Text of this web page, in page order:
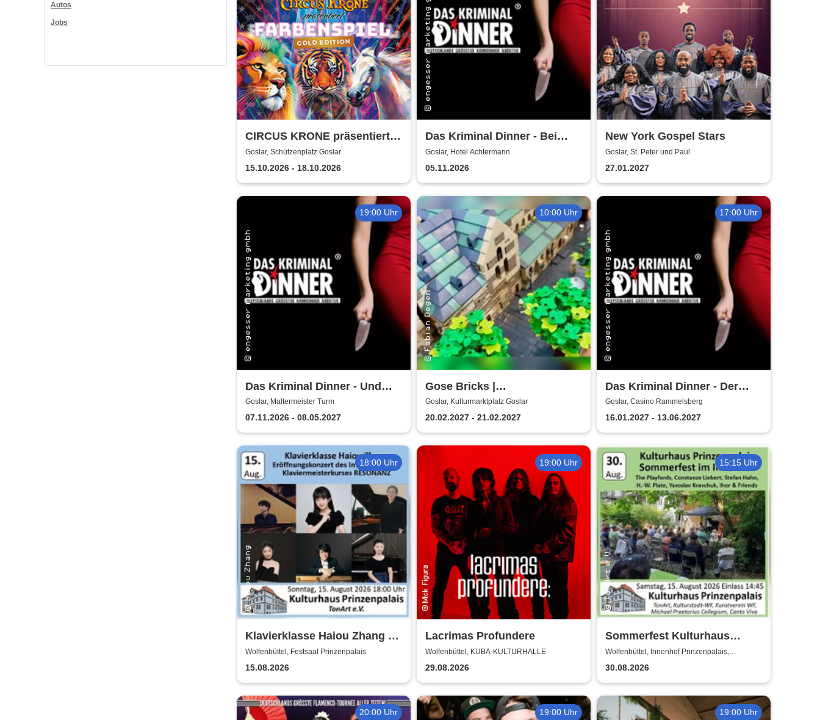
Autos
Jobs
CIRCUS KRONE präsentiert
FARBENSPIEL - Gold Edition
| Goslar
Goslar, Schützenplatz Goslar
15.10.2026 - 18.10.2026
Das Kriminal Dinner - Bei
Aussage: Mord!
Goslar, Hotel Achtermann
05.11.2026
New York Gospel Stars
Goslar, St. Peter und Paul
27.01.2027
19:00 Uhr
Das Kriminal Dinner - Und
raus bist du
Goslar, Maltermeister Turm
07.11.2026 - 08.05.2027
10:00 Uhr
Gose Bricks |
Kulturmarktplatz Goslar
Goslar, Kulturmarktplatz Goslar
20.02.2027 - 21.02.2027
17:00 Uhr
Das Kriminal Dinner - Der
Polterabendkiller
Goslar, Casino Rammelsberg
16.01.2027 - 13.06.2027
18:00 Uhr
Klavierklasse Haiou Zhang -
Eröffnungskonzert des
Meisterkurses RESONANZ
Wolfenbüttel, Festsaal Prinzenpalais
15.08.2026
19:00 Uhr
Lacrimas Profundere
Wolfenbüttel, KUBA-KULTURHALLE
29.08.2026
15:15 Uhr
Sommerfest Kulturhaus
Prinzenpalais
Wolfenbüttel, Innenhof Prinzenpalais,
30.08.2026
20:00 Uhr 19:00 Uhr 19:00 Uhr